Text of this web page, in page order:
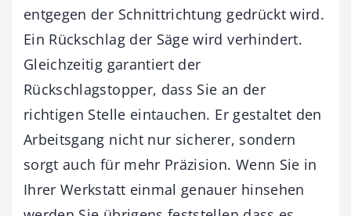
entgegen der Schnittrichtung gedrückt wird.
Ein Rückschlag der Säge wird verhindert.
Gleichzeitig garantiert der
Rückschlagstopper, dass Sie an der
richtigen Stelle eintauchen. Er gestaltet den
Arbeitsgang nicht nur sicherer, sondern
sorgt auch für mehr Präzision. Wenn Sie in
Ihrer Werkstatt einmal genauer hinsehen